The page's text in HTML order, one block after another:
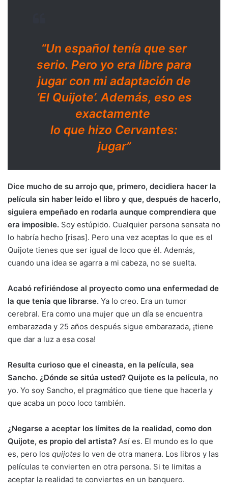
“Un español tenía que ser
serio. Pero yo era libre para
jugar con mi adaptación de
‘El Quijote’. Además, eso es
exactamente
lo que hizo Cervantes:
jugar”
Dice mucho de su arrojo que, primero, decidiera hacer la
película sin haber leído el libro y que, después de hacerlo,
siguiera empeñado en rodarla aunque comprendiera que
era imposible. Soy estúpido. Cualquier persona sensata no
lo habría hecho [risas]. Pero una vez aceptas lo que es el
Quijote tienes que ser igual de loco que él. Además,
cuando una idea se agarra a mi cabeza, no se suelta.
Acabó refiriéndose al proyecto como una enfermedad de
la que tenía que librarse. Ya lo creo. Era un tumor
cerebral. Era como una mujer que un día se encuentra
embarazada y 25 años después sigue embarazada, ¡tiene
que dar a luz a esa cosa!
Resulta curioso que el cineasta, en la película, sea
Sancho. ¿Dónde se sitúa usted? Quijote es la película, no
yo. Yo soy Sancho, el pragmático que tiene que hacerla y
que acaba un poco loco también.
¿Negarse a aceptar los límites de la realidad, como don
Quijote, es propio del artista? Así es. El mundo es lo que
es, pero los quijotes lo ven de otra manera. Los libros y las
películas te convierten en otra persona. Si te limitas a
aceptar la realidad te conviertes en un banquero.